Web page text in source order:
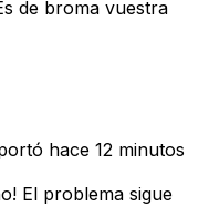
de broma vuestra
hace 12 minutos
El problema sigue